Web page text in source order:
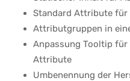
Standard Attribute für
Attributgruppen in
Anpassung Tooltip für
Attribute
Umbenennung der